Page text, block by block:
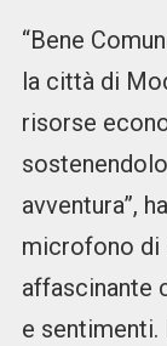
“Bene
la città di
risorse
avventura”,
microfono di
affascinante
e sentimenti.